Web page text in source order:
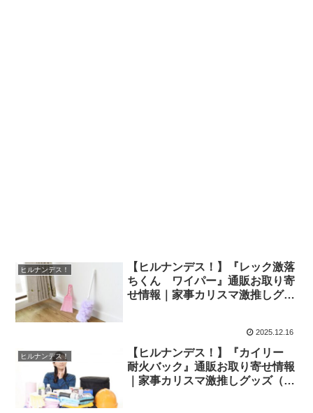
ヒルナンデス！
【ヒルナンデス！】『レック激落
ちくん ワイパー』通販お取り寄
せ情報｜家事カリスマ激推しグッ
2025.12.16
ヒルナンデス！
【ヒルナンデス！】『カイリー
耐火バック』通販お取り寄せ情報
｜家事カリスマ激推しグッズ（12